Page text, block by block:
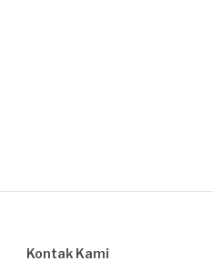
Kontak Kami